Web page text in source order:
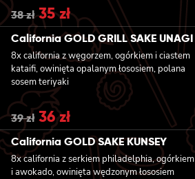
38zł Original
price
was:
38 zł.
35złCurrent
price
is:
35 zł.
California GOLD GRILL SAKE UNAGI
8x california z węgorzem, ogórkiem i ciastem
kataifi, owinięta opalanym łososiem, polana
sosem teriyaki
39zł Original
price
was:
39 zł.
36zł Current
price
is:
36 zł.
California GOLD SAKE KUNSEY
8x california z serkiem philadelphia, ogórkiem
i awokado, owinięta wędzonym łososiem